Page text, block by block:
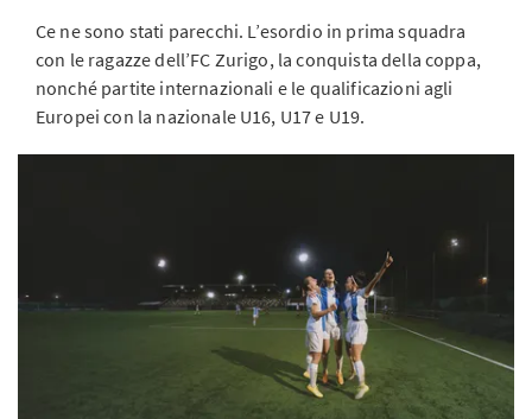
Ce ne sono stati parecchi. L’esordio in prima squadra
con le ragazze dell’FC Zurigo, la conquista della coppa,
nonché partite internazionali e le qualificazioni agli
Europei con la nazionale U16, U17 e U19.